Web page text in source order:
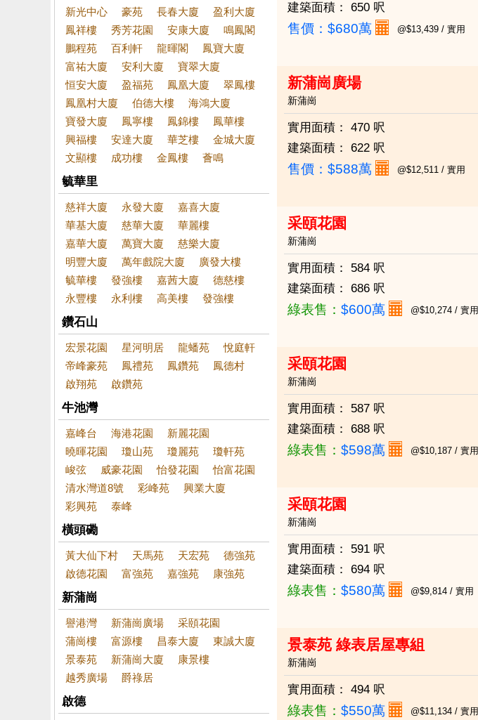
新光中心
豪苑 長春大廈
盈利大廈
鳳祥樓
秀芳花園 安康大廈
鳴鳳閣
鵬程苑
百利軒 龍暉閣
鳳寶大廈
富祐大廈
安利大廈
寶翠大廈
恒安大廈
盈福苑 鳳凰大廈
翠鳳樓
鳳凰村大廈
伯德大樓
海鴻大廈
寶發大廈
鳳寧樓 鳳錦樓
鳳華樓
興福樓
安達大廈 華芝樓
金城大廈
文顯樓
成功樓 金鳳樓 薈鳴
毓華里
慈祥大廈 永發大廈
嘉喜大廈
華基大廈
慈華大廈
華麗樓
嘉華大廈
萬寶大廈
慈樂大廈
明豐大廈
萬年戲院大廈
廣發大樓
毓華樓
發強樓 嘉茜大廈
德慈樓
永豐樓
永利樓 高美樓 發強樓
鑽石山
宏景花園 星河明居 龍蟠苑
悅庭軒
帝峰豪苑
鳳禮苑 鳳鑽苑
鳳德村
啟翔苑
啟鑽苑
牛池灣
嘉峰台 海港花園
新麗花園
曉暉花園
瓊山苑 瓊麗苑
瓊軒苑
峻弦
威豪花園 怡發花園
怡富花園
清水灣道8號
彩峰苑
興業大廈
彩興苑
泰峰
橫頭磡
黃大仙下村 天馬苑 天宏苑
德強苑
啟德花園
富強苑 嘉強苑 康強苑
新蒲崗
譽港灣 新蒲崗廣場
采頤花園
蒲崗樓
富源樓 昌泰大廈
東誠大廈
景泰苑
新蒲崗大廈
康景樓
越秀廣場
爵祿居
啟德
建築面積：
650 呎
售價： $680萬 @$13,439 / 實用
新蒲崗廣場
新蒲崗
實用面積：
470 呎
建築面積：
622 呎
售價： $588萬 @$12,511 / 實用
采頤花園
新蒲崗
實用面積：
584 呎
建築面積：
686 呎
綠表售： $600萬 @$10,274 / 實用
采頤花園
新蒲崗
實用面積：
587 呎
建築面積：
688 呎
綠表售： $598萬 @$10,187 / 實用
采頤花園
新蒲崗
實用面積：
591 呎
建築面積：
694 呎
綠表售： $580萬 @$9,814 / 實用
景泰苑 綠表居屋專組
新蒲崗
實用面積： 494 呎
綠表售： $550萬 @$11,134 / 實用